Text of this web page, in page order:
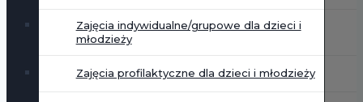
Zajęcia indywidualne/grupowe dla dzieci i
młodzieży
Zajęcia profilaktyczne dla dzieci i młodzieży